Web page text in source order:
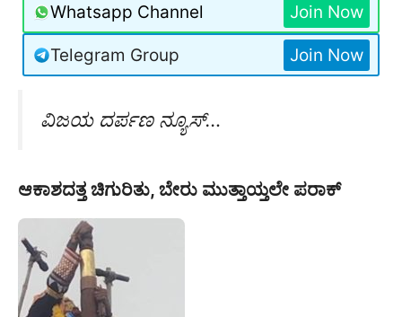
Whatsapp Channel Join Now
Telegram Group Join Now
ವಿಜಯ ದರ್ಪಣ ನ್ಯೂಸ್…
ಆಕಾಶದತ್ತ ಚಿಗುರಿತು, ಬೇರು ಮುತ್ತಾಯ್ತಲೇ ಪರಾಕ್